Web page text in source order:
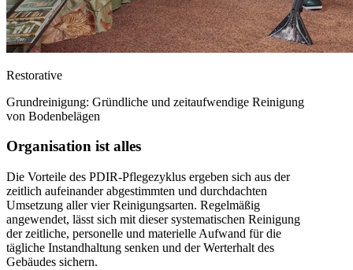
Restorative
Grundreinigung: Gründliche und zeitaufwendige Reinigung
von Bodenbelägen
Organisation ist alles
Die Vorteile des PDIR-Pflegezyklus ergeben sich aus der
zeitlich aufeinander abgestimmten und durchdachten
Umsetzung aller vier Reinigungsarten. Regelmäßig
angewendet, lässt sich mit dieser systematischen Reinigung
der zeitliche, personelle und materielle Aufwand für die
tägliche Instandhaltung senken und der Werterhalt des
Gebäudes sichern.